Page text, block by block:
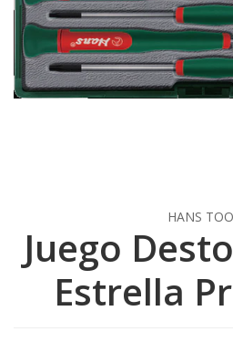
HANS
Juego
Estrella